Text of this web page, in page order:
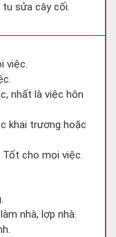
tu sửa cây cối.
việc.
nhất là việc hôn
khai trương hoặc
cho mọi việc.
nhà, lợp nhà.